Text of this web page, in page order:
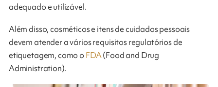
adequado e utilizável.
Além disso, cosméticos e itens de cuidados pessoais
devem atender a vários requisitos regulatórios de
etiquetagem, como o FDA(Food and Drug
Administration).